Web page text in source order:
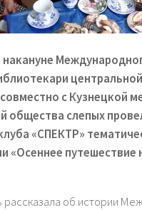
накануне
с Кузнецкой
общества слепых
«СПЕКТР»
«Осеннее путешествие
рассказала об истории